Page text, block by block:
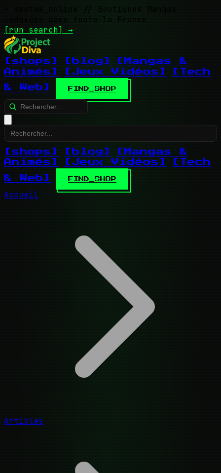
// Boutiques Mangas
indexées dans toute la France
[run search] →
[shops] [blog]
[Mangas &
Animés]
[Jeux Vidéos]
[Tech
& Web]
FIND_SHOP
[shops] [blog]
[Mangas &
Animés]
[Jeux Vidéos]
[Tech
& Web]
FIND_SHOP
Accueil
Articles